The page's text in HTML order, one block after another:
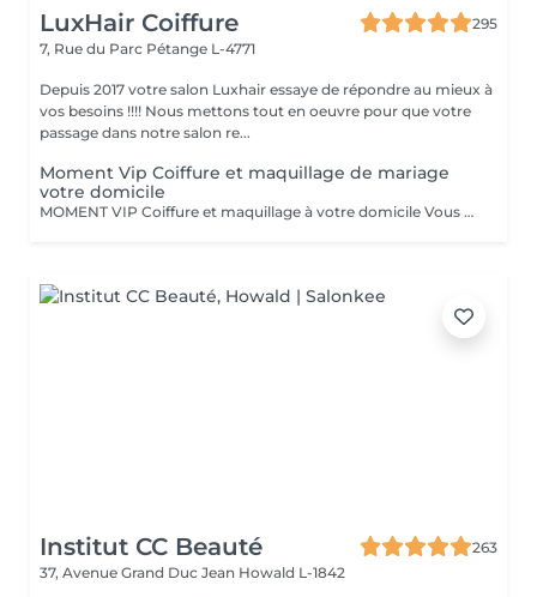
LuxHair Coiffure
295
7, Rue du Parc Pétange L-4771
Depuis 2017 votre salon Luxhair essaye de répondre au mieux à
vos besoins !!!! Nous mettons tout en oeuvre pour que votre
passage dans notre salon re...
Moment Vip Coiffure et maquillage de mariage
votre domicile
MOMENT VIP Coiffure et maquillage à votre domicile Vous vous mariez bientôt ??? Félicitations ! Pour que ce jour soit unique et parfait,laissez-nous prendre soin de vous. Inoubliable: Votre Moment d'Exception"Votre mariage est bien plus qu'un simple événement - c'est un chapitre magique dans l'histoire de votre vie. Chez nous, nous célébrons votre unicité et mettons en valeur votre beauté naturelle pour faire de ce jour le plus mémorable de votre vie. Votre Beauté, Notre Priorité: Parce que vous êtes la personne la plus importante pour ce moment d'exception, notre équipe dévouée de coiffeurs et de maquilleurs met tout en uvre pour vous sublimer, en accord avec votre style personnel et votre vision pour le grand jour. Coiffure de Rêve: De la sophistication classique à l'audace moderne, nous créons des coiffures qui capturent l'essence de votre personnalité et complètent à la perfection votre tenue de mariée, vous faisant rayonner de confiance et d'élégance. Maquillage Élégant: Avec une touche experte, notre équipe de maquilleurs vous offre un look qui met en valeur votre beauté naturelle tout en résistant aux larmes de joie et en vous assurant une allure impeccable tout au long de la journée. Votre Moment, parce que ce jour vous appartient, nous vous offrons un moment de luxe et d'intimité où vous pouvez vous détendre et vous préparer en toute sérénité, sachant que vous êtes entre de bonnes mains. Laissez -nous vous aider à créer des souvenirs inoubliables
Institut CC Beauté
263
37, Avenue Grand Duc Jean Howald L-1842